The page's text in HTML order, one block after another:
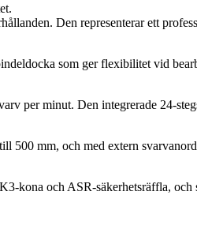
Den representerar ett
som ger flexibilitet vid
per minut. Den integrerade 24-
500 mm, och med extern
kona och ASR-säkerhetsräffla, och